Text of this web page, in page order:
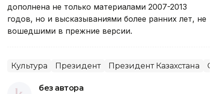
дополнена не только материалами 2007-2013
годов, но и высказываниями более ранних лет, не
вошедшими в прежние версии.
Культура Президент Президент Казахстана
без автора